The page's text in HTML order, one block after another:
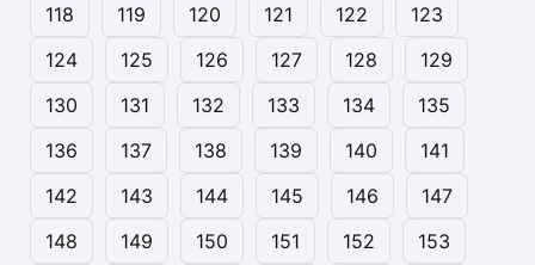
118
119 120 121 122
123
124
125 126 127 128
129
130
131 132 133 134
135
136
137 138 139 140
141
142
143 144 145 146
147
148
149 150 151 152
153